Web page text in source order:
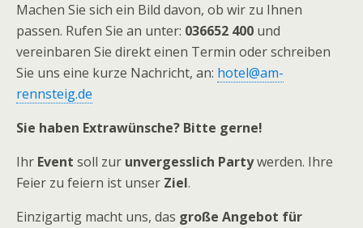
Machen Sie sich ein Bild davon, ob wir zu Ihnen
passen. Rufen Sie an unter: 036652 400 und
vereinbaren Sie direkt einen Termin oder schreiben
Sie uns eine kurze Nachricht, an: hotel@am-
rennsteig.de
Sie haben Extrawünsche? Bitte gerne!
Ihr Event soll zur unvergesslich Partywerden. Ihre
Feier zu feiern ist unser Ziel.
Einzigartig macht uns, das große Angebot für